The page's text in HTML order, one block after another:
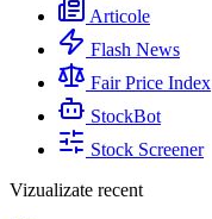
Articole
Flash News
Fair Price Index
StockBot
Stock Screener
Vizualizate recent